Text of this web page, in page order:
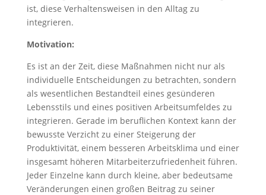
ist, diese Verhaltensweisen in den Alltag zu
integrieren.
Motivation:
Es ist an der Zeit, diese Maßnahmen nicht nur als
individuelle Entscheidungen zu betrachten, sondern
als wesentlichen Bestandteil eines gesünderen
Lebensstils und eines positiven Arbeitsumfeldes zu
integrieren. Gerade im beruflichen Kontext kann der
bewusste Verzicht zu einer Steigerung der
Produktivität, einem besseren Arbeitsklima und einer
insgesamt höheren Mitarbeiterzufriedenheit führen.
Jeder Einzelne kann durch kleine, aber bedeutsame
Veränderungen einen großen Beitrag zu seiner